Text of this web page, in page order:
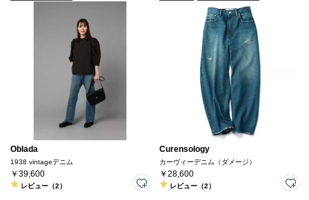
Oblada
1938 vintageデニム
￥39,600
レビュー（2）
Curensology
カーヴィーデニム（ダメージ）
￥28,600
レビュー（2）